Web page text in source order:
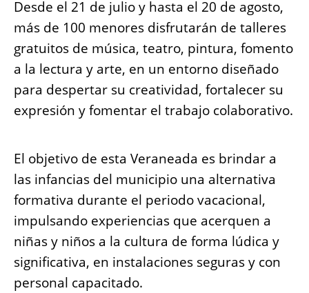
Desde el 21 de julio y hasta el 20 de agosto,
más de 100 menores disfrutarán de talleres
gratuitos de música, teatro, pintura, fomento
a la lectura y arte, en un entorno diseñado
para despertar su creatividad, fortalecer su
expresión y fomentar el trabajo colaborativo.
El objetivo de esta Veraneada es brindar a
las infancias del municipio una alternativa
formativa durante el periodo vacacional,
impulsando experiencias que acerquen a
niñas y niños a la cultura de forma lúdica y
significativa, en instalaciones seguras y con
personal capacitado.